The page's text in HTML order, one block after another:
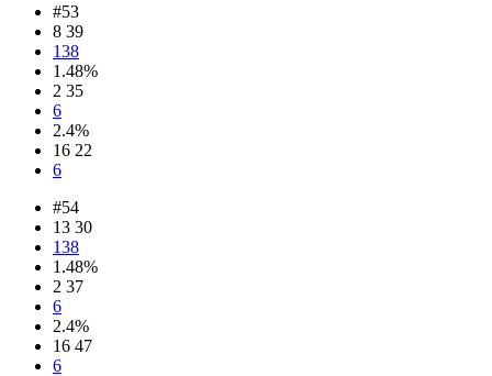
#53
8 39
138
1.48%
2 35
6
2.4%
16 22
6
#54
13 30
138
1.48%
2 37
6
2.4%
16 47
6